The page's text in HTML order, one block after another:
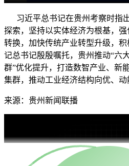
习近平总书记在贵州考察时指
探索，坚持以实体经济为根基，
转换，加快传统产业转型升级，
记总书记殷殷嘱托，贵州推动“六
群”优化提升，打造数智产业、新
集群，推动工业经济结构向优、动
来源：贵州新闻联播